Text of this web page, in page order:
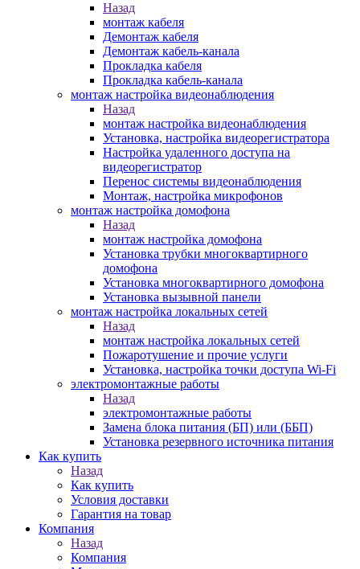
Назад
монтаж кабеля
Демонтаж кабеля
Демонтаж кабель-канала
Прокладка кабеля
Прокладка кабель-канала
монтаж настройка видеонаблюдения
Назад
монтаж настройка видеонаблюдения
Установка, настройка видеорегистратора
Настройка удаленного доступа на
видеорегистратор
Перенос системы видеонаблюдения
Монтаж, настройка микрофонов
монтаж настройка домофона
Назад
монтаж настройка домофона
Установка трубки многоквартирного
домофона
Установка многоквартирного домофона
Установка вызывной панели
монтаж настройка локальных сетей
Назад
монтаж настройка локальных сетей
Пожаротушение и прочие услуги
Установка, настройка точки доступа Wi-Fi
электромонтажные работы
Назад
электромонтажные работы
Замена блока питания (БП) или (ББП)
Установка резервного источника питания
Как купить
Назад
Как купить
Условия доставки
Гарантия на товар
Компания
Назад
Компания